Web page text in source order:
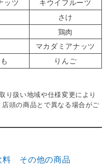
ッツ
キウイフルーツ
さけ
鶏肉
マカダミアナッツ
りんご
り扱い地域や仕様変更により
頭の商品とで異なる場合がご
料 その他の商品